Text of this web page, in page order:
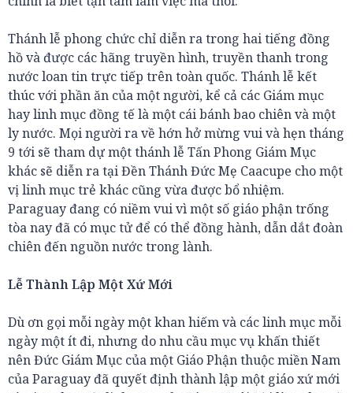
Thánh lễ phong chức chỉ diễn ra trong hai tiếng đồng
hồ và được các hãng truyền hình, truyền thanh trong
nước loan tin trực tiếp trên toàn quốc. Thánh lễ kết
thúc với phần ăn của một người, kể cả các Giám mục
hay linh mục đồng tế là một cái bánh bao chiên và một
ly nước. Mọi người ra về hớn hở mừng vui và hẹn tháng
9 tới sẽ tham dự một thánh lễ Tấn Phong Giám Mục
khác sẽ diễn ra tại Đền Thánh Đức Mẹ Caacupe cho một
vị linh mục trẻ khác cũng vừa được bổ nhiệm.
Paraguay đang có niềm vui vì một số giáo phận trống
tòa nay đã có mục tử để có thể đồng hành, dẫn dắt đoàn
chiên đến nguồn nước trong lành.
Lễ Thành Lập Một Xứ Mới
Dù ơn gọi mỗi ngày một khan hiếm và các linh mục mỗi
ngày một ít đi, nhưng do nhu cầu mục vụ khấn thiết
nên Đức Giám Mục của một Giáo Phận thuộc miền Nam
của Paraguay đã quyết định thành lập một giáo xứ mới